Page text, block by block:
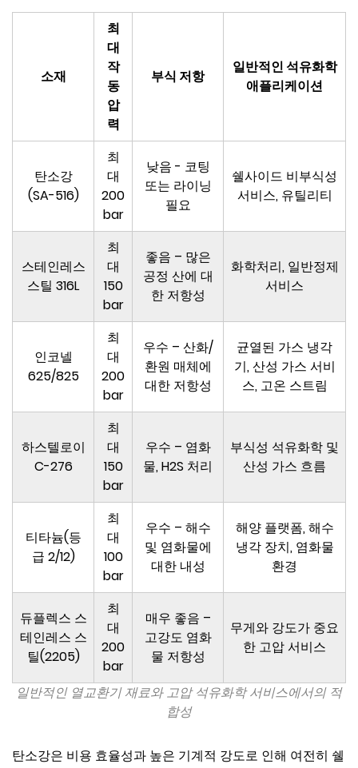
일반적인 열교환기 재료와 고압 석유화학 서비스에서의 적
합성
소재
최
대
작
동
압
력
부식 저항
일반적인 석유화학
애플리케이션
탄소강
(SA-516)
최
대
200
bar
낮음 - 코팅
또는 라이닝
필요
쉘사이드 비부식성
서비스, 유틸리티
스테인레스
스틸 316L
최
대
150
bar
좋음 – 많은
공정 산에 대
한 저항성
화학처리, 일반정제
서비스
인코넬
625/825
최
대
200
bar
우수 – 산화/
환원 매체에
대한 저항성
균열된 가스 냉각
기, 산성 가스 서비
스, 고온 스트림
하스텔로이
C-276
최
대
150
bar
우수 – 염화
물, H2S 처리
부식성 석유화학 및
산성 가스 흐름
티타늄(등
급 2/12)
최
대
100
bar
우수 – 해수
및 염화물에
대한 내성
해양 플랫폼, 해수
냉각 장치, 염화물
환경
듀플렉스 스
테인레스 스
틸(2205)
최
대
200
bar
매우 좋음 –
고강도 염화
물 저항성
무게와 강도가 중요
한 고압 서비스
탄소강은 비용 효율성과 높은 기계적 강도로 인해 여전히 쉘